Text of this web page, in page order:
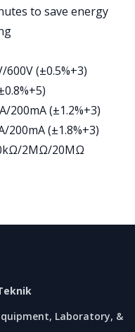
to save energy
600V (±0.5%+3)
200mA (±1.2%+3)
200mA (±1.8%+3)
2MΩ/20MΩ
Laboratory, &